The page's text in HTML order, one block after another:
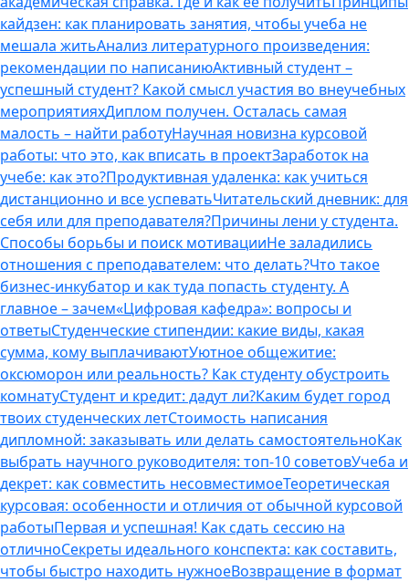
кайдзен: как планировать занятия, чтобы учеба не
мешала житьАнализ литературного произведения:
рекомендации по написаниюАктивный студент –
успешный студент? Какой смысл участия во внеучебных
мероприятияхДиплом получен. Осталась самая
малость – найти работуНаучная новизна курсовой
работы: что это, как вписать в проектЗаработок на
учебе: как это?Продуктивная удаленка: как учиться
дистанционно и все успеватьЧитательский дневник: для
себя или для преподавателя?Причины лени у студента.
Способы борьбы и поиск мотивацииНе заладились
отношения с преподавателем: что делать?Что такое
бизнес-инкубатор и как туда попасть студенту. А
главное – зачем«Цифровая кафедра»: вопросы и
ответыСтуденческие стипендии: какие виды, какая
сумма, кому выплачиваютУютное общежитие:
оксюморон или реальность? Как студенту обустроить
комнатуСтудент и кредит: дадут ли?Каким будет город
твоих студенческих летСтоимость написания
дипломной: заказывать или делать самостоятельноКак
выбрать научного руководителя: топ-10 советовУчеба и
декрет: как совместить несовместимоеТеоретическая
курсовая: особенности и отличия от обычной курсовой
работыПервая и успешная! Как сдать сессию на
отличноСекреты идеального конспекта: как составить,
чтобы быстро находить нужноеВозвращение в формат